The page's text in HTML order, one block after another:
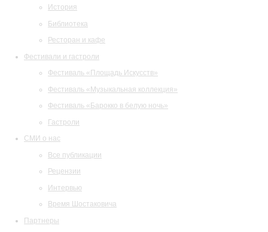
История
Библиотека
Ресторан и кафе
Фестивали и гастроли
Фестиваль «Площадь Искусств»
Фестиваль «Музыкальная коллекция»
Фестиваль «Барокко в белую ночь»
Гастроли
СМИ о нас
Все публикации
Рецензии
Интервью
Время Шостаковича
Партнеры